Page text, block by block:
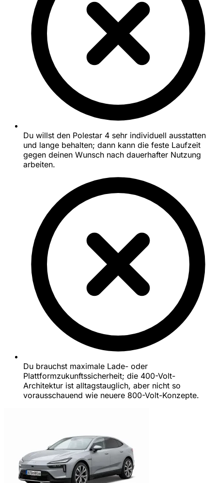
Du willst den Polestar 4 sehr individuell ausstatten
und lange behalten; dann kann die feste Laufzeit
gegen deinen Wunsch nach dauerhafter Nutzung
arbeiten.
Du brauchst maximale Lade- oder
Plattformzukunftssicherheit; die 400-Volt-
Architektur ist alltagstauglich, aber nicht so
vorausschauend wie neuere 800-Volt-Konzepte.